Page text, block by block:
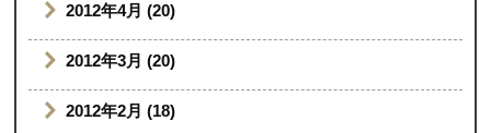
2012年4月 (20)
2012年3月 (20)
2012年2月 (18)